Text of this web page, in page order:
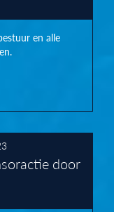
en alle
door